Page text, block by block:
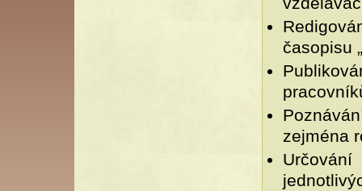
časopisu
zejména